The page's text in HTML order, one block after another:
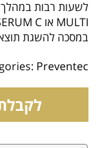
במסכה להשגת
Preventec